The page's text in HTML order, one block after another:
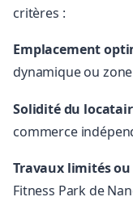
critères :
Emplacement
dynamique ou
Solidité du
commerce
Travaux limités
Fitness Park de